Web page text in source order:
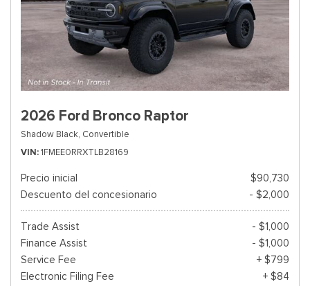
2026 Ford Bronco Raptor
Shadow Black, Convertible
VIN 1FMEE0RRXTLB28169
Precio inicial
$90,730
Descuento del concesionario
- $2,000
Trade Assist
- $1,000
Finance Assist
- $1,000
Service Fee
+ $799
Electronic Filing Fee
+ $84